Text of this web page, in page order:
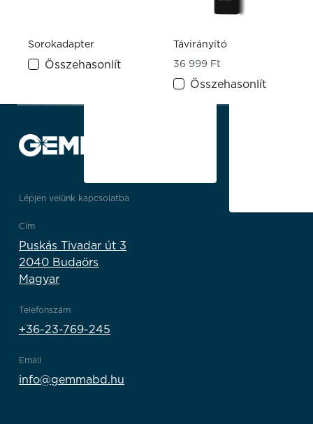
Sorokadapter
Összehasonlít
Távirányító
36 999 Ft
Összehasonlít
Lépjen velünk kapcsolatba
Cím
Puskás Tivadar út 3
2040 Budaörs
Magyar
Telefonszám
+36-23-769-245
Email
info@gemmabd.hu